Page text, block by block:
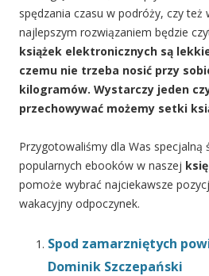
spędzania czasu w podróży, czy też
najlepszym rozwiązaniem będzie
książek elektronicznych są
czemu nie trzeba nosić przy
kilogramów. Wystarczy jeden
przechowywać możemy setki
Przygotowaliśmy dla Was specjalną
popularnych ebooków w naszej
pomoże wybrać najciekawsze
wakacyjny odpoczynek.
Spod zamarzniętych
Dominik Szczepański